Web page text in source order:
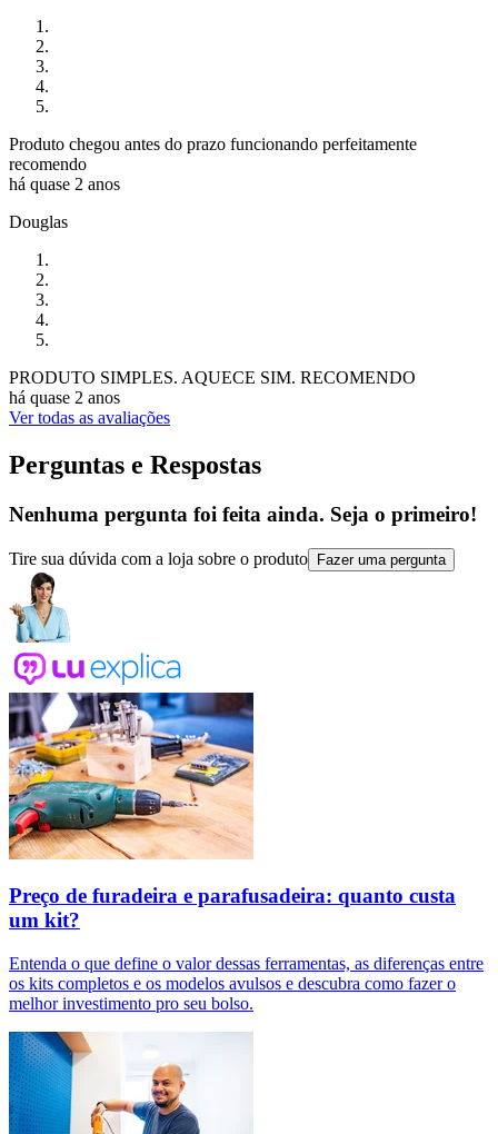
Produto chegou antes do prazo funcionando perfeitamente
recomendo
há quase 2 anos
Douglas
PRODUTO SIMPLES. AQUECE SIM. RECOMENDO
há quase 2 anos
Ver todas as avaliações
Perguntas e Respostas
Nenhuma pergunta foi feita ainda. Seja o primeiro!
Tire sua dúvida com a loja sobre o produto Fazer uma pergunta
Preço de furadeira e parafusadeira: quanto custa
um kit?
Entenda o que define o valor dessas ferramentas, as diferenças entre
os kits completos e os modelos avulsos e descubra como fazer o
melhor investimento pro seu bolso.